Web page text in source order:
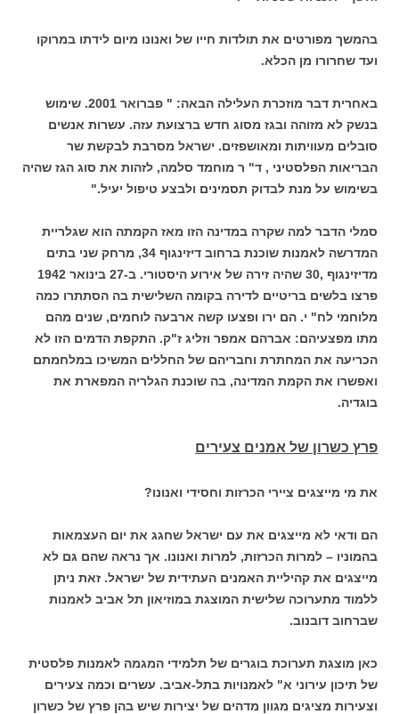
בהמשך מפורטים את תולדות חייו של ואנונו מיום לידתו במרוקו
ועד שחרורו מן הכלא.
באחרית דבר מוזכרת העלילה הבאה: " פברואר 2001. שימוש
בנשק לא מזוהה ובגז מסוג חדש ברצועת עזה. עשרות אנשים
סובלים מעוויתות ומאושפזים. ישראל מסרבת לבקשת שר
הבריאות הפלסטיני , ד" ר מוחמד סלמה, לזהות את סוג הגז שהיה
בשימוש על מנת לבדוק תסמינים ולבצע טיפול יעיל."
סמלי הדבר למה שקרה במדינה הזו מאז הקמתה הוא שגלריית
המדרשה לאמנות שוכנת ברחוב דיזינגוף 34, מרחק שני בתים
מדיזינגוף ,30 שהיה זירה של אירוע היסטורי. ב-27 בינואר 1942
פרצו בלשים בריטיים לדירה בקומה השלישית בה הסתתרו כמה
מלוחמי לח" י. הם ירו ופצעו קשה ארבעה לוחמים, שנים מהם
מתו מפצעיהם: אברהם אמפר וזליג ז"ק. התקפת הדמים הזו לא
הכריעה את המחתרת וחבריהם של החללים המשיכו במלחמתם
ואפשרו את הקמת המדינה, בה שוכנת הגלריה המפארת את
בוגדיה.
פרץ כשרון של אמנים צעירים
את מי מייצגים ציירי הכרזות וחסידי ואנונו?
הם ודאי לא מייצגים את עם ישראל שחגג את יום העצמאות
בהמוניו – למרות הכרזות, למרות ואנונו. אך נראה שהם גם לא
מייצגים את קהיליית האמנים העתידית של ישראל. זאת ניתן
ללמוד מתערוכה שלישית המוצגת במוזיאון תל אביב לאמנות
שברחוב דובנוב.
כאן מוצגת תערוכת בוגרים של תלמידי המגמה לאמנות פלסטית
של תיכון עירוני א" לאמנויות בתל-אביב. עשרים וכמה צעירים
וצעירות מציגים מגוון מדהים של יצירות שיש בהן פרץ של כשרון